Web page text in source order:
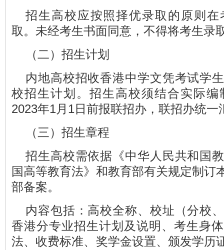
招生高校应按照择优录取的原则
取。未经考生书面同意，不得将考生录
（二）招生计划
内地高校招收香港中学文凭考试学
校招生计划。招生高校须结合实际
2023年1月1日前报联招办，联招办统
（三）招生章程
招生高校需依据《中华人民共和国
国高等教育法》和教育部有关规定制订
部备案。
内容包括：高校全称、校址（分校
香港分专业招生计划及说明、考生身
法、收费标准、奖学金设置、颁发学历